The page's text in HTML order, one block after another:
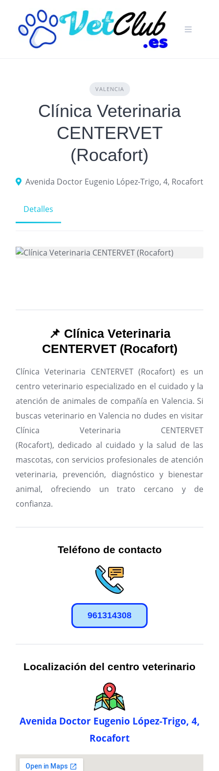
content
VALENCIA
Clínica Veterinaria
CENTERVET
(Rocafort)
Avenida Doctor Eugenio López-Trigo, 4, Rocafort
Detalles
📌 Clínica Veterinaria
CENTERVET (Rocafort)
Clínica Veterinaria CENTERVET (Rocafort) es un
centro veterinario especializado en el cuidado y la
atención de animales de compañía en Valencia. Si
buscas veterinario en Valencia no dudes en visitar
Clínica Veterinaria CENTERVET
(Rocafort), dedicado al cuidado y la salud de las
mascotas, con servicios profesionales de atención
veterinaria, prevención, diagnóstico y bienestar
animal, ofreciendo un trato cercano y de
confianza.
Teléfono de contacto
961314308
Localización del centro veterinario
Avenida Doctor Eugenio López-Trigo, 4,
Rocafort